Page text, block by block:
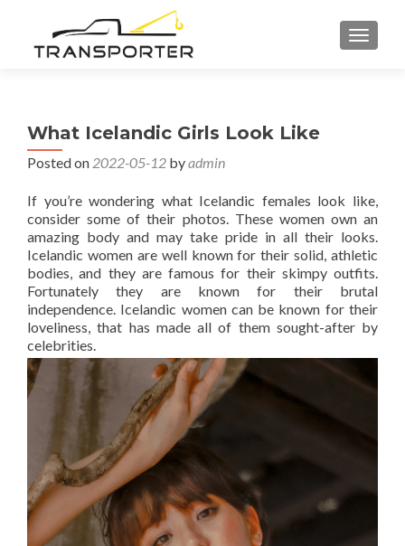
What Icelandic Girls Look Like
Posted on 2022-05-12 byadmin
If you’re wondering what Icelandic females look like,
consider some of their photos. These women own an
amazing body and may take pride in all their looks.
Icelandic women are well known for their solid, athletic
bodies, and they are famous for their skimpy outfits.
Fortunately they are known for their brutal
independence. Icelandic women can be known for their
loveliness, that has made all of them sought-after by
celebrities.